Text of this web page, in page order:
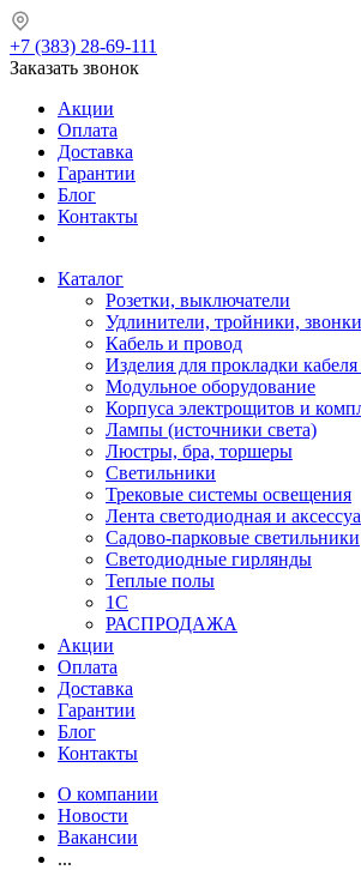
+7 (383) 28-69-111
Заказать звонок
Акции
Оплата
Доставка
Гарантии
Блог
Контакты
Каталог
Розетки, выключатели
Удлинители, тройники,
Кабель и провод
Изделия для прокладки
Модульное оборудование
Корпуса электрощитов и
Лампы (источники света)
Люстры, бра, торшеры
Светильники
Трековые системы освещения
Лента светодиодная и
Садово-парковые светильники
Светодиодные гирлянды
Теплые полы
1С
РАСПРОДАЖА
Акции
Оплата
Доставка
Гарантии
Блог
Контакты
О компании
Новости
Вакансии
...